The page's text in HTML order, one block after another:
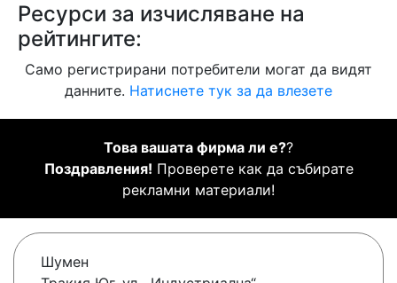
Ресурси за изчисляване на
рейтингите:
Само регистрирани потребители могат да видят
данните. Натиснете тук за да влезете
Това вашата фирма ли е??
Поздравления! Проверете как да събирате
рекламни материали!
Шумен